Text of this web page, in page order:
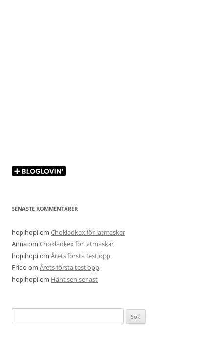
SENASTE KOMMENTARER
hopihopiom Chokladkex för latmaskar
Annaom Chokladkex för latmaskar
hopihopiom Årets första testlopp
Frido om Årets första testlopp
hopihopiom Hänt sen senast
efter: